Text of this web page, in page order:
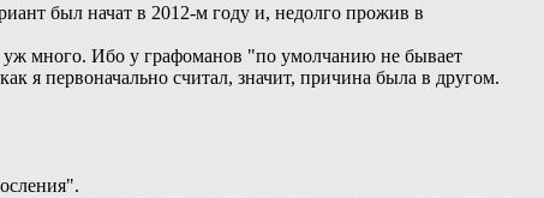
был начат в 2012-м году и, недолго прожив в
уж много. Ибо у графоманов "по умолчанию не бывает
я первоначально считал, значит, причина была в другом.